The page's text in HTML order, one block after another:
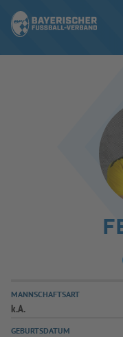
ERGEBNISSE &
SPIELBETRIEB &
AUSBILDUNG &
MANNSCHAFTSART
k.A.
GEBURTSDATUM